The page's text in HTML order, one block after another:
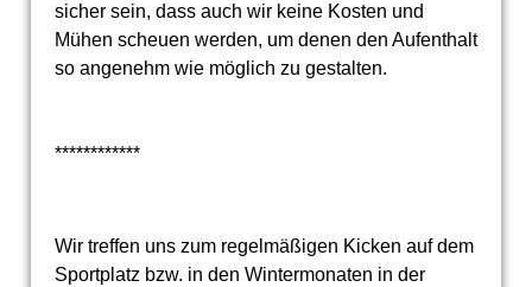
sicher sein, dass auch wir keine Kosten und
Mühen scheuen werden, um denen den Aufenthalt
so angenehm wie möglich zu gestalten.
************
Wir treffen uns zum regelmäßigen Kicken auf dem
Sportplatz bzw. in den Wintermonaten in der